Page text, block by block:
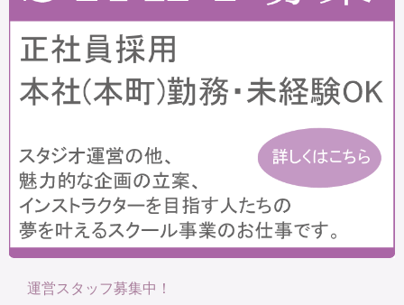
運営スタッフ募集中！